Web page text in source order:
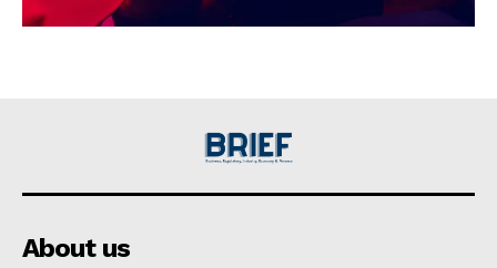
About us